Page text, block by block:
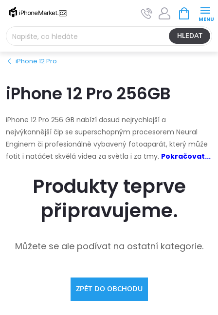
Přejít
obsah
HLEDAT
NÁKUPNÍ
KOŠÍK
iPhone 12 Pro
iPhone 12 Pro 256GB
iPhone 12 Pro 256 GB nabízí dosud nejrychlejší a
nejvýkonnější čip se superschopným procesorem Neural
Enginem či profesionálně vybavený fotoaparát, který může
fotit i natáčet skvělá videa za světla i za tmy. Pokračovat...
Produkty teprve
připravujeme.
Můžete se ale podívat na ostatní kategorie.
ZPĚT DO OBCHODU